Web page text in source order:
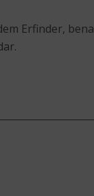
Erfinder,